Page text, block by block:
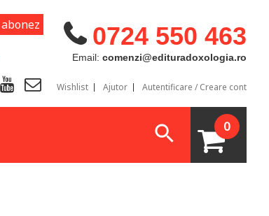
0724 550 463
Email: comenzi@edituradoxologia.ro
Wishlist Ajutor Autentificare / Creare cont
0